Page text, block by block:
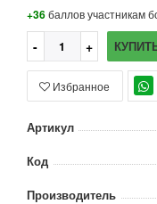
+36баллов участникам
Избранное
Артикул
Код
Производитель